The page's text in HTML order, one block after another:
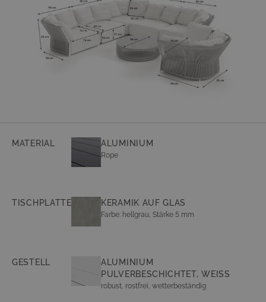
MATERIAL ALUMINIUM
Rope
TISCHPLATTE KERAMIK AUF GLAS
Farbe: hellgrau, Stärke 5 mm
GESTELL
ALUMINIUM
PULVERBESCHICHTET, WEISS
robust, rostfrei, wetterbeständig